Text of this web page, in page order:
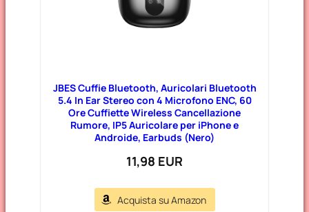
JBES Cuffie Bluetooth, Auricolari Bluetooth
5.4 In Ear Stereo con 4 Microfono ENC, 60
Ore Cuffiette Wireless Cancellazione
Rumore, IP5 Auricolare per iPhone e
Androide, Earbuds (Nero)
11,98 EUR
Acquista su Amazon